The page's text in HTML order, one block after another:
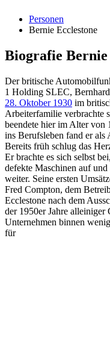
Personen
Bernie Ecclestone
Biografie Bernie
Der britische
1 Holding SLEC,
28. Oktober 1930 im
Arbeiterfamilie verbrachte
beendete hier im Alter von
ins Berufsleben fand er als
Bereits früh schlug das
Er brachte es sich selbst
defekte Maschinen auf
weiter. Seine ersten
Fred Compton, dem
Ecclestone nach dem
der 1950er Jahre alleiniger
Unternehmen binnen
für